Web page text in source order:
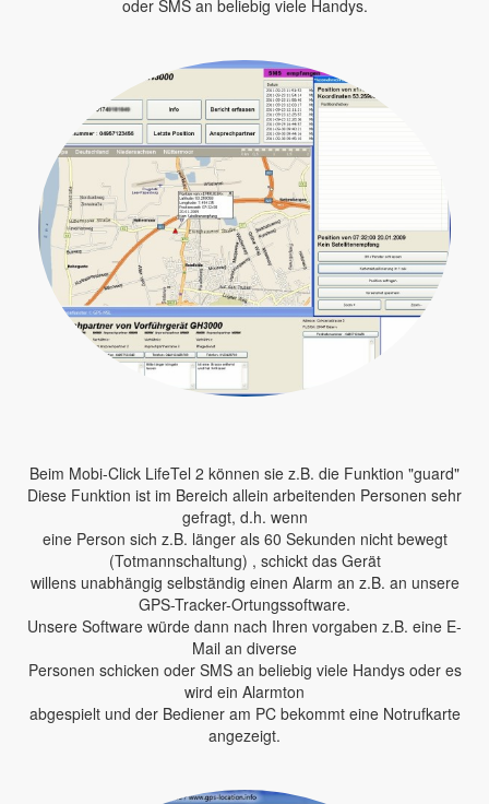
oder SMS an beliebig viele Handys.
Beim Mobi-Click LifeTel 2 können sie z.B. die Funktion "guard"
Diese Funktion ist im Bereich allein arbeitenden Personen sehr
gefragt, d.h. wenn
eine Person sich z.B. länger als 60 Sekunden nicht bewegt
(Totmannschaltung) , schickt das Gerät
willens unabhängig selbständig einen Alarm an z.B. an unsere
GPS-Tracker-Ortungssoftware.
Unsere Software würde dann nach Ihren vorgaben z.B. eine E-
Mail an diverse
Personen schicken oder SMS an beliebig viele Handys oder es
wird ein Alarmton
abgespielt und der Bediener am PC bekommt eine Notrufkarte
angezeigt.